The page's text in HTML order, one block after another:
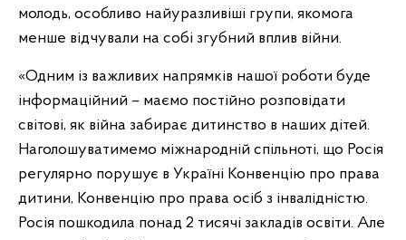
молодь, особливо найуразливіші групи, якомога
менше відчували на собі згубний вплив війни.
«Одним із важливих напрямків нашої роботи буде
інформаційний – маємо постійно розповідати
світові, як війна забирає дитинство в наших дітей.
Наголошуватимемо міжнародній спільноті, що Росія
регулярно порушує в Україні Конвенцію про права
дитини, Конвенцію про права осіб з інвалідністю.
Росія пошкодила понад 2 тисячі закладів освіти. Але